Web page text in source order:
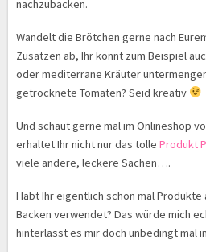
nachzubacken.
Wandelt die Brötchen gerne nach
Zusätzen ab, Ihr könnt zum Beispiel
oder mediterrane Kräuter
getrocknete Tomaten? Seid kreativ
Und schaut gerne mal im Onlineshop
erhaltet Ihr nicht nur das tolle Produkt
viele andere, leckere Sachen….
Habt Ihr eigentlich schon mal Produkte
Backen verwendet? Das würde mich
hinterlasst es mir doch unbedingt mal